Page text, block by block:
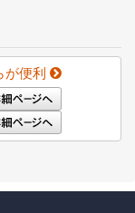
便利